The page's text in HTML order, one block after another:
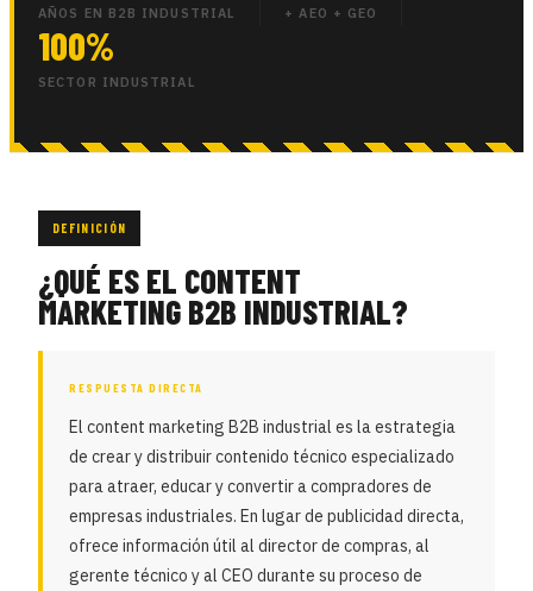
AÑOS EN B2B INDUSTRIAL + AEO + GEO
100%
SECTOR INDUSTRIAL
DEFINICIÓN
¿QUÉ ES EL CONTENT
MARKETING B2B INDUSTRIAL?
RESPUESTA DIRECTA
El content marketing B2B industrial es la estrategia
de crear y distribuir contenido técnico especializado
para atraer, educar y convertir a compradores de
empresas industriales. En lugar de publicidad directa,
ofrece información útil al director de compras, al
gerente técnico y al CEO durante su proceso de